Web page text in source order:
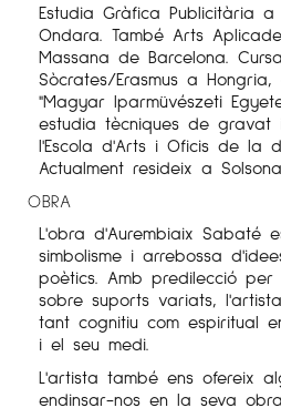
Estudia Gràfica Publicitària
Ondara. També Arts
Massana de Barcelona.
Sòcrates/Erasmus a
"Magyar Iparmüvészeti
estudia tècniques de
l'Escola d'Arts i Oficis de la
Actualment resideix a
OBRA
L'obra d'Aurembiaix Sabaté
simbolisme i arrebossa
poètics. Amb predilecció
sobre suports variats,
tant cognitiu com espiritual
i el seu medi.
L'artista també ens ofereix
endinsar-nos en la seva